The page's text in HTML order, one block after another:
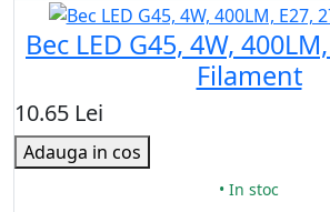
Bec LED G45, 4W,
Filament
10.65 Lei
Adauga in cos
• In stoc